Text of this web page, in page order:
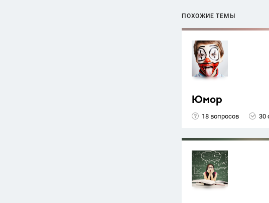
ПОХОЖИЕ ТЕМЫ
Юмор
18 вопросов 30